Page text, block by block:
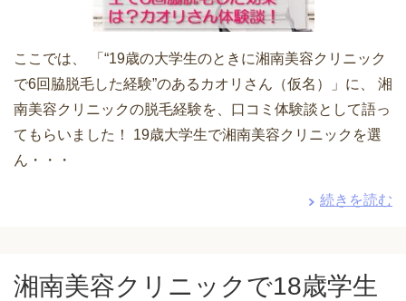
ここでは、 「“19歳の大学生のときに湘南美容クリニック
で6回脇脱毛した経験”のあるカオリさん（仮名）」に、 湘
南美容クリニックの脱毛経験を、口コミ体験談として語っ
てもらいました！ 19歳大学生で湘南美容クリニックを選
ん・・・
続きを読む
湘南美容クリニックで18歳学生